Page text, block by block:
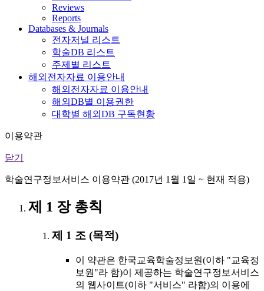
Reviews
Reports
Databases & Journals
전자저널 리스트
학술DB 리스트
주제별 리스트
해외전자자료 이용안내
해외전자자료 이용안내
해외DB별 이용권한
대학별 해외DB 구독현황
이용약관
닫기
학술연구정보서비스 이용약관 (2017년 1월 1일 ~ 현재 적용)
제 1 장 총칙
제 1 조 (목적)
이 약관은 한국교육학술정보원(이하 "교육정
보원"라 함)이 제공하는 학술연구정보서비스
의 웹사이트(이하 "서비스" 라함)의 이용에